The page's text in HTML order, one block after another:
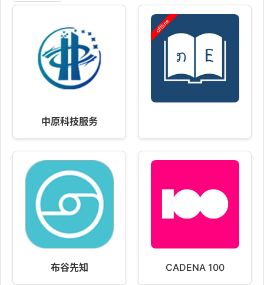
中原科技服务
布谷先知 CADENA 100